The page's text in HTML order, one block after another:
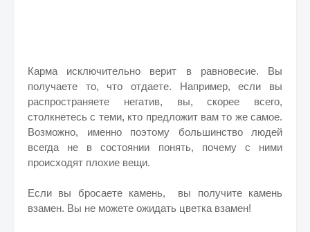
Карма исключительно верит в равновесие. Вы
получаете то, что отдаете. Например, если вы
распространяете негатив, вы, скорее всего,
столкнетесь с теми, кто предложит вам то же самое.
Возможно, именно поэтому большинство людей
всегда не в состоянии понять, почему с ними
происходят плохие вещи.
Если вы бросаете камень, вы получите камень
взамен. Вы не можете ожидать цветка взамен!